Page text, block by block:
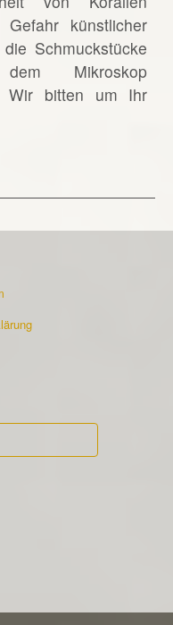
künstlicher
Schmuckstücke
Mikroskop
Wir bitten um Ihr